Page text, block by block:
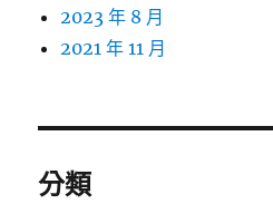
2023 年 8 月
2021 年 11 月
分類